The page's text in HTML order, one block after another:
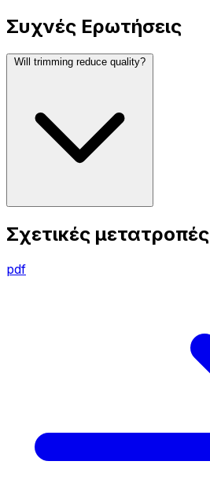
Συχνές Ερωτήσεις
Will trimming reduce quality?
Σχετικές μετατροπές
pdf